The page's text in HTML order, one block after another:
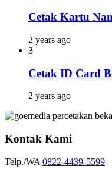
Cetak Kartu
2 years ago
3
Cetak ID Card
2 years ago
Kontak Kami
Telp./WA 0822-4439-5599